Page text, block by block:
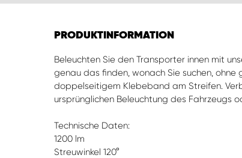
PRODUKTINFORMATION
Beleuchten Sie den Transporter innen mit
genau das finden, wonach Sie suchen,
doppelseitigem Klebeband am Streifen.
ursprünglichen Beleuchtung des Fahrzeugs
Technische Daten:
1200 lm
Streuwinkel 120°